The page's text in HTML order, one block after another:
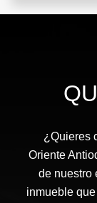
¿Quieres
Oriente
de nuestro
inmueble